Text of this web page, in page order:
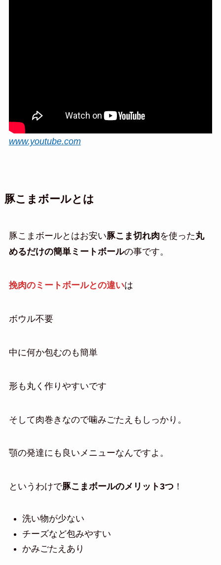
www.youtube.com
豚こまボールとは
豚こまボールとはお安い豚こま切れ肉を使った丸
めるだけの簡単ミートボールの事です。
挽肉のミートボールとの違いは
ボウル不要
中に何か包むのも簡単
形も丸く作りやすいです
そして肉巻きなので噛みごたえもしっかり。
顎の発達にも良いメニューなんですよ。
というわけで豚こまボールのメリット3つ！
洗い物が少ない
チーズなど包みやすい
かみごたえあり